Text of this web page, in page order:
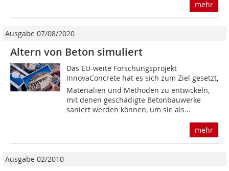
mehr
Ausgabe 07/08/2020
Altern von Beton simuliert
Das EU-weite Forschungsprojekt
InnovaConcrete hat es sich zum Ziel gesetzt,
Materialien und Methoden zu entwickeln,
mit denen geschädigte Betonbauwerke
saniert werden können, um sie als...
mehr
Ausgabe 02/2010